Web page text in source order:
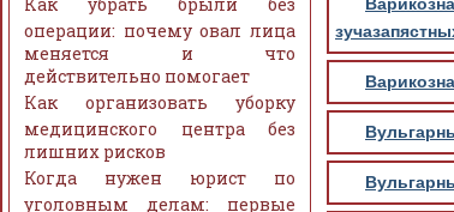
операции: почему овал лица
меняется и что
действительно помогает
Как организовать уборку
медицинского центра без
лишних рисков
Когда нужен юрист по
уголовным делам: первые